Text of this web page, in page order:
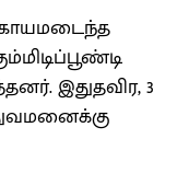
காயமடைந்த
இதுதவிர, 3